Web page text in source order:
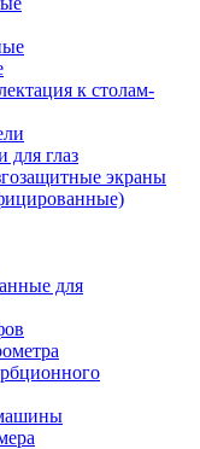
к столам-
глаз
экраны
для